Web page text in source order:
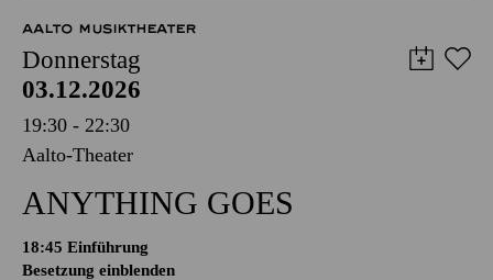
AALTO MUSIKTHEATER
Donnerstag
03.12.2026
19:30 - 22:30
Aalto-Theater
ANYTHING GOES
18:45 Einführung
Besetzung einblenden